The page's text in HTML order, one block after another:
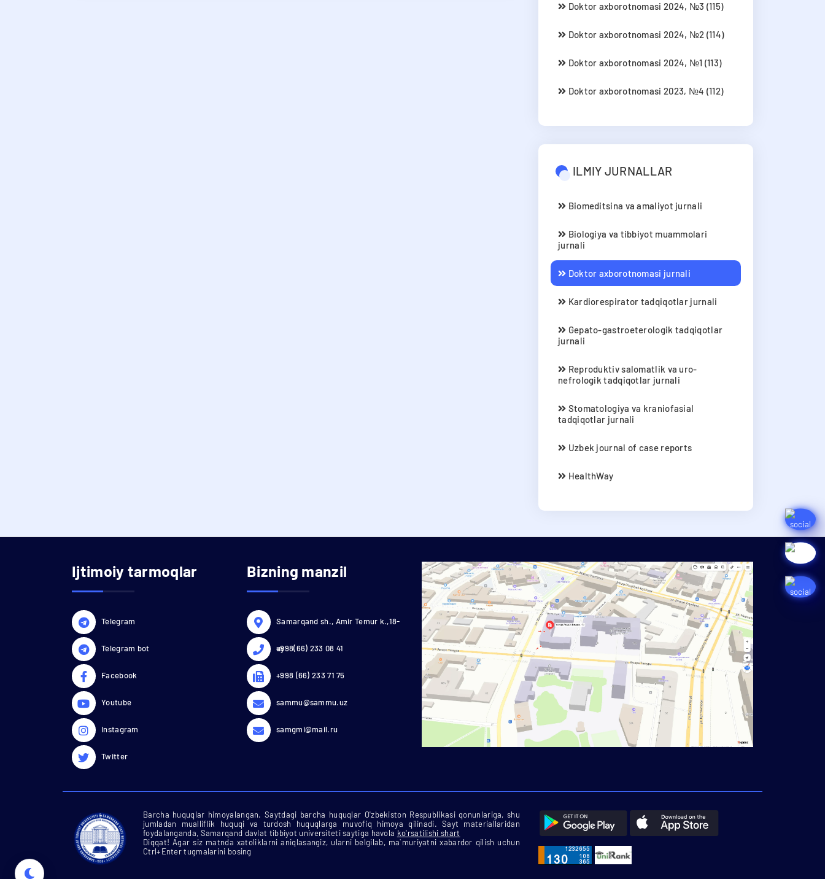
Doktor axborotnomasi 2024, №3 (115)
Doktor axborotnomasi 2024, №2 (114)
Doktor axborotnomasi 2024, №1 (113)
Doktor axborotnomasi 2023, №4 (112)
ILMIY JURNALLAR
Biomeditsina va amaliyot jurnali
Biologiya va tibbiyot muammolari
jurnali
Doktor axborotnomasi jurnali
Kardiorespirator tadqiqotlar jurnali
Gepato-gastroeterologik tadqiqotlar
jurnali
Reproduktiv salomatlik va uro-
nefrologik tadqiqotlar jurnali
Stomatologiya va kraniofasial
tadqiqotlar jurnali
Uzbek journal of case reports
HealthWay
Ijtimoiy tarmoqlar
Telegram
Telegram bot
Facebook
Youtube
Instagram
Twitter
Bizning manzil
Samarqand sh., Amir Temur k.,18-
uy
+998(66) 233 08 41
+998 (66) 233 71 75
sammu@sammu.uz
samgmi@mail.ru
Barcha huquqlar himoyalangan. Saytdagi barcha huquqlar O'zbekiston Respublikasi qonunlariga, shu
jumladan mualliflik huquqi va turdosh huquqlarga muvofiq himoya qilinadi. Sayt materiallaridan
foydalanganda, Samarqand davlat tibbiyot universiteti saytiga havola ko'rsatilishi shart
Diqqat! Agar siz matnda xatoliklarni aniqlasangiz, ularni belgilab, ma`muriyatni xabardor qilish uchun
Ctrl+Enter tugmalarini bosing